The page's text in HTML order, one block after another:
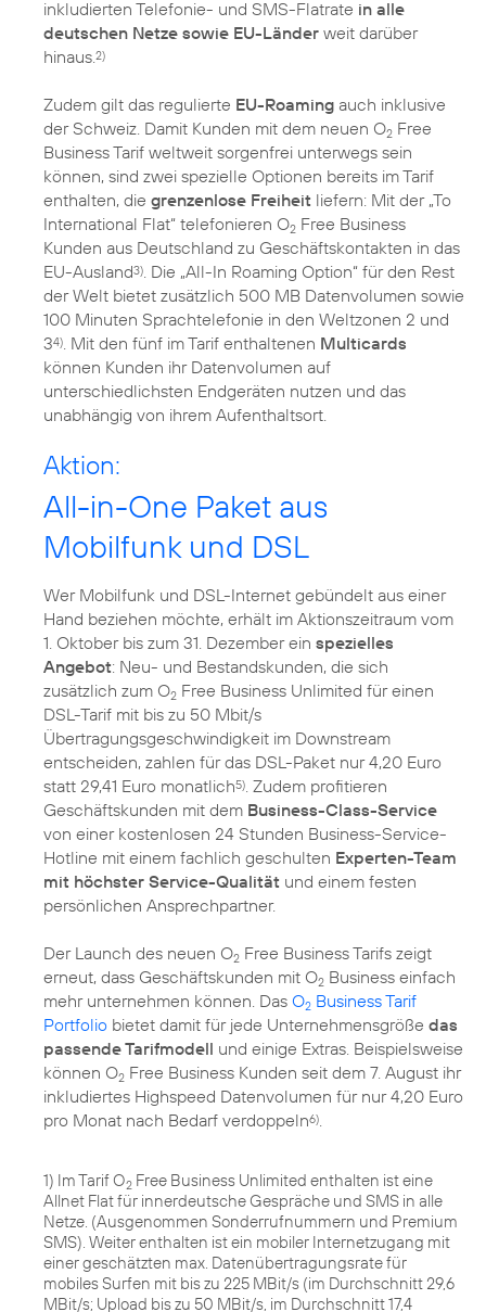
inkludierten Telefonie- und SMS-Flatrate in alle
deutschen Netze sowie EU-Länder weit darüber
hinaus.2)
Zudem gilt das regulierte EU-Roaming auch inklusive
der Schweiz. Damit Kunden mit dem neuen O2 Free
Business Tarif weltweit sorgenfrei unterwegs sein
können, sind zwei spezielle Optionen bereits im Tarif
enthalten, die grenzenlose Freiheit liefern: Mit der „To
International Flat“ telefonieren O2 Free Business
Kunden aus Deutschland zu Geschäftskontakten in das
EU-Ausland3). Die „All-In Roaming Option“ für den Rest
der Welt bietet zusätzlich 500 MB Datenvolumen sowie
100 Minuten Sprachtelefonie in den Weltzonen 2 und
34). Mit den fünf im Tarif enthaltenen Multicards
können Kunden ihr Datenvolumen auf
unterschiedlichsten Endgeräten nutzen und das
unabhängig von ihrem Aufenthaltsort.
Aktion:
All-in-One Paket aus
Mobilfunk und DSL
Wer Mobilfunk und DSL-Internet gebündelt aus einer
Hand beziehen möchte, erhält im Aktionszeitraum vom
1. Oktober bis zum 31. Dezember ein spezielles
Angebot: Neu- und Bestandskunden, die sich
zusätzlich zum O2 Free Business Unlimited für einen
DSL-Tarif mit bis zu 50 Mbit/s
Übertragungsgeschwindigkeit im Downstream
entscheiden, zahlen für das DSL-Paket nur 4,20 Euro
statt 29,41 Euro monatlich5). Zudem profitieren
Geschäftskunden mit dem Business-Class-Service
von einer kostenlosen 24 Stunden Business-Service-
Hotline mit einem fachlich geschulten Experten-Team
mit höchster Service-Qualität und einem festen
persönlichen Ansprechpartner.
Der Launch des neuen O2 Free Business Tarifs zeigt
erneut, dass Geschäftskunden mit O2 Business einfach
mehr unternehmen können. Das O2 Business Tarif
Portfolio bietet damit für jede Unternehmensgröße das
passende Tarifmodell und einige Extras. Beispielsweise
können O2 Free Business Kunden seit dem 7. August ihr
inkludiertes Highspeed Datenvolumen für nur 4,20 Euro
pro Monat nach Bedarf verdoppeln6).
1) Im Tarif O2 Free Business Unlimited enthalten ist eine
Allnet Flat für innerdeutsche Gespräche und SMS in alle
Netze. (Ausgenommen Sonderrufnummern und Premium
SMS). Weiter enthalten ist ein mobiler Internetzugang mit
einer geschätzten max. Datenübertragungsrate für
mobiles Surfen mit bis zu 225 MBit/s (im Durchschnitt 29,6
MBit/s; Upload bis zu 50 MBit/s, im Durchschnitt 17,4